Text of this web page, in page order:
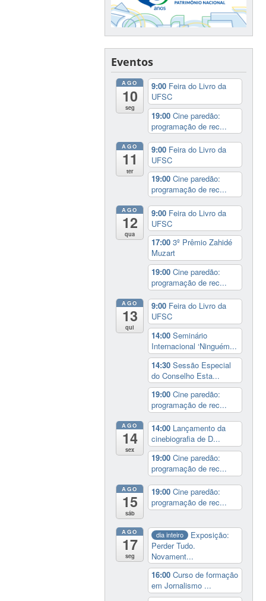
Eventos
AGO
10
seg
9:00 Feira do Livro da
UFSC
19:00Cine paredão:
programação de rec...
AGO
11
ter
9:00 Feira do Livro da
UFSC
19:00Cine paredão:
programação de rec...
AGO
12
qua
9:00 Feira do Livro da
UFSC
17:003º Prêmio Zahidé
Muzart
19:00Cine paredão:
programação de rec...
AGO
13
qui
9:00 Feira do Livro da
UFSC
14:00Seminário
Internacional ‘Ninguém...
14:30Sessão Especial
do Conselho Esta...
19:00Cine paredão:
programação de rec...
AGO
14
sex
14:00 Lançamento da
cinebiografia de D...
19:00Cine paredão:
programação de rec...
AGO
15
sáb
19:00Cine paredão:
programação de rec...
AGO
17
seg
dia inteiro
Exposição:
Perder Tudo.
Novament...
16:00Curso de formação
em Jornalismo ...